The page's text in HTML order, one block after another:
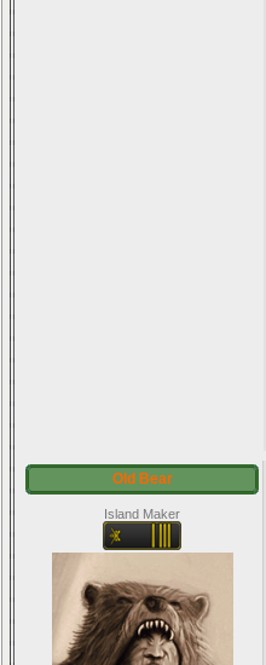
Old Bear
Island Maker